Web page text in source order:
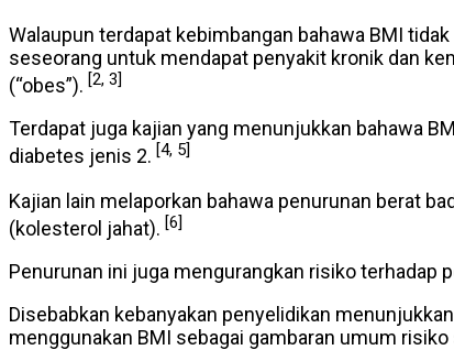
Walaupun terdapat kebimbangan bahawa BMI
seseorang untuk mendapat penyakit kronik dan
(“obes”). [2, 3]
Terdapat juga kajian yang menunjukkan bahawa
diabetes jenis 2. [4, 5]
Kajian lain melaporkan bahawa penurunan berat
(kolesterol jahat). [6]
Penurunan ini juga mengurangkan risiko terhadap
Disebabkan kebanyakan penyelidikan
menggunakan BMI sebagai gambaran umum